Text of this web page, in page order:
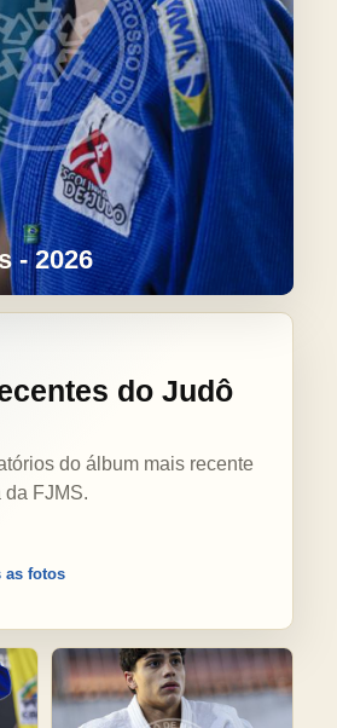
- 2026
do Judô
do álbum mais recente
FJMS.
as fotos